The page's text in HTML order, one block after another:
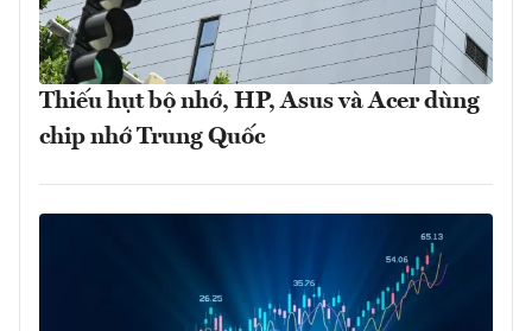
Thiếu hụt bộ nhớ, HP, Asus và Acer dùng
chip nhớ Trung Quốc